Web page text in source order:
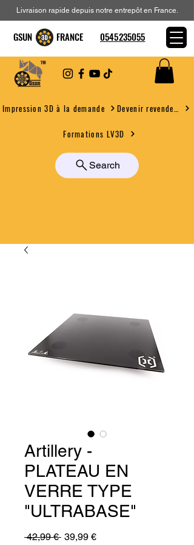
Impression 3D à la demande
Formations LV3D
Search
Livraison rapide depuis notre entrepôt en France.
GSUN FRANCE 0545235055
Artillery -
PLATEAU EN
VERRE TYPE
"ULTRABASE"
42,99 € Prix
39,99 €Prix